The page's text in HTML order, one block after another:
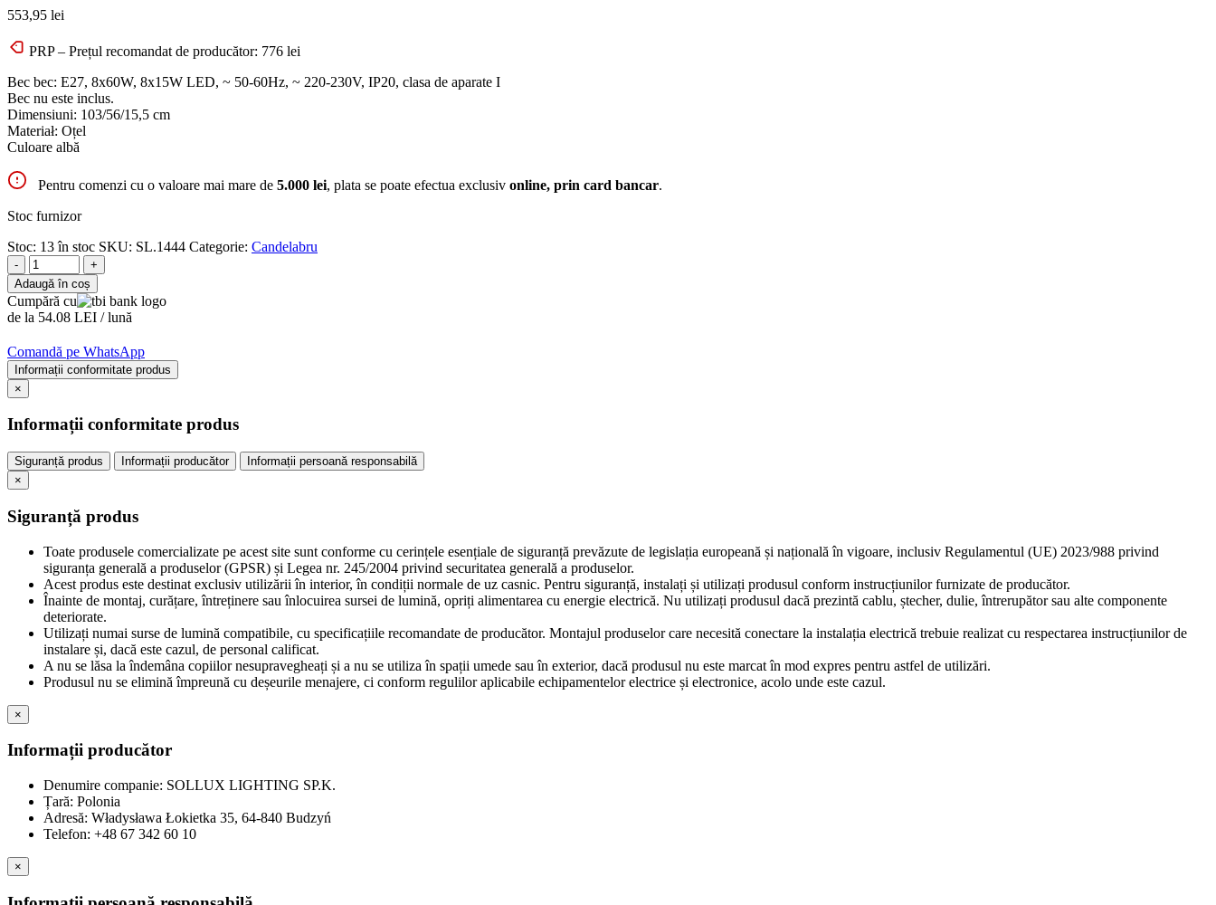
553,95 lei
PRP – Prețul recomandat de producător: 776 lei
Bec bec: E27, 8x60W, 8x15W LED, ~ 50-60Hz, ~ 220-230V, IP20, clasa de aparate I
Bec nu este inclus.
Dimensiuni: 103/56/15,5 cm
Materiał: Oțel
Culoare albă
Pentru comenzi cu o valoare mai mare de 5.000 lei, plata se poate efectua exclusiv online, prin card bancar.
Stoc furnizor
Stoc: 13 în stoc SKU: SL.1444 Categorie: Candelabru
-
+
Adaugă în coș
Cumpără cu
de la 54.08 LEI / lună
Comandă pe WhatsApp
Informații conformitate produs
×
Informații conformitate produs
Siguranță produs Informații producător
Informații persoană responsabilă
×
Siguranță produs
Toate produsele comercializate pe acest site sunt conforme cu cerințele esențiale de siguranță prevăzute de legislația europeană și națională în vigoare, inclusiv Regulamentul (UE) 2023/988 privind
siguranța generală a produselor (GPSR) și Legea nr. 245/2004 privind securitatea generală a produselor.
Acest produs este destinat exclusiv utilizării în interior, în condiții normale de uz casnic. Pentru siguranță, instalați și utilizați produsul conform instrucțiunilor furnizate de producător.
Înainte de montaj, curățare, întreținere sau înlocuirea sursei de lumină, opriți alimentarea cu energie electrică. Nu utilizați produsul dacă prezintă cablu, ștecher, dulie, întrerupător sau alte componente
deteriorate.
Utilizați numai surse de lumină compatibile, cu specificațiile recomandate de producător. Montajul produselor care necesită conectare la instalația electrică trebuie realizat cu respectarea instrucțiunilor de
instalare și, dacă este cazul, de personal calificat.
A nu se lăsa la îndemâna copiilor nesupravegheați și a nu se utiliza în spații umede sau în exterior, dacă produsul nu este marcat în mod expres pentru astfel de utilizări.
Produsul nu se elimină împreună cu deșeurile menajere, ci conform regulilor aplicabile echipamentelor electrice și electronice, acolo unde este cazul.
×
Informații producător
Denumire companie: SOLLUX LIGHTING SP.K.
Țară: Polonia
Adresă: Władysława Łokietka 35, 64-840 Budzyń
Telefon: +48 67 342 60 10
×